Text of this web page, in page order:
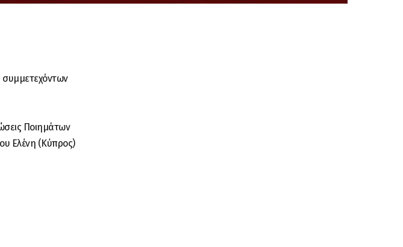
συμμετεχόντων
Ποιημάτων
Ελένη (Κύπρος)